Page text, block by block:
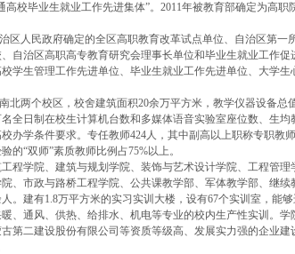
高校毕业生就业工作先进集体”。2011年被教育部确定为高职
人民政府确定的全区高职教育改革试点单位、自治区第一
自治区高职高专教育研究会理事长单位和毕业生就业工作
学生管理工作先进单位、毕业生就业工作先进单位、大学
两个校区，校舍建筑面积20余万平方米，教学仪器设备总
全日制在校生计算机台数和多媒体语音实验室座位数、生均
办学条件要求。专任教师424人，其中副高以上职称专职教
的“双师”素质教师比例占75%以上。
程学院、建筑与规划学院、装饰与艺术设计学院、工程管
、市政与路桥工程学院、公共课教学部、军体教学部、继续
。建有1.8万平方米的实习实训大楼，设有67个实训室，能
、通风、供热、给排水、机电等专业的校内生产性实训。学
古第二建设股份有限公司等资质等级高、发展实力强的企业